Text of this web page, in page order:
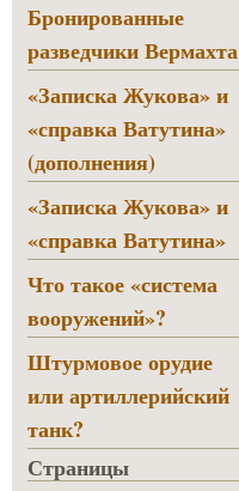
Бронированные
разведчики Вермахта
«Записка Жукова» и
«справка Ватутина»
(дополнения)
«Записка Жукова» и
«справка Ватутина»
Что такое «система
вооружений»?
Штурмовое орудие
или артиллерийский
танк?
Страницы